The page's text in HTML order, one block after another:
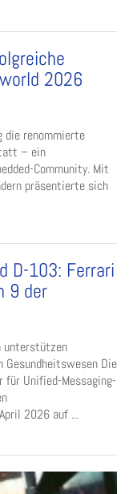
2026
die renommierte
– ein
Community. Mit
präsentierte sich
D-103: Ferrari
9 der
unterstützen
Die
für Unified-Messaging-
2026 auf ...